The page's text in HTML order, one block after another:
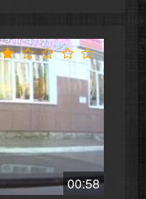
00:58